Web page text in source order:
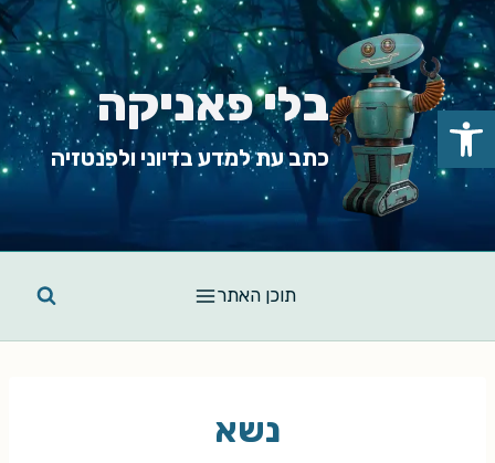
Skip
to
content
בלי פאניקה
כתב עת למדע בדיוני ולפנטזיה
תוכן האתר
נשא
פתח סרגל נגישות